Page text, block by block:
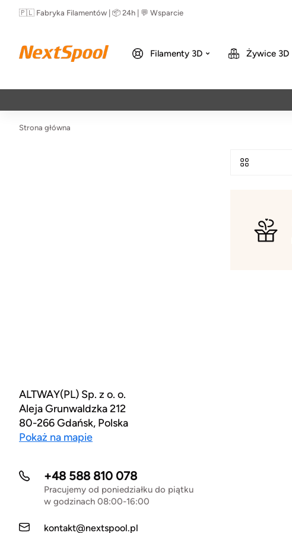
🇵🇱 Fabryka Filamentów | 📦 24h | 💬 Wsparcie
Filamenty 3D Żywice 3D
Strona główna
ALTWAY(PL) Sp. z o. o.
Aleja Grunwaldzka 212
80-266 Gdańsk, Polska
Pokaż na mapie
+48 588 810 078
Pracujemy od poniedziałku do piątku
w godzinach 08:00-16:00
kontakt@nextspool.pl